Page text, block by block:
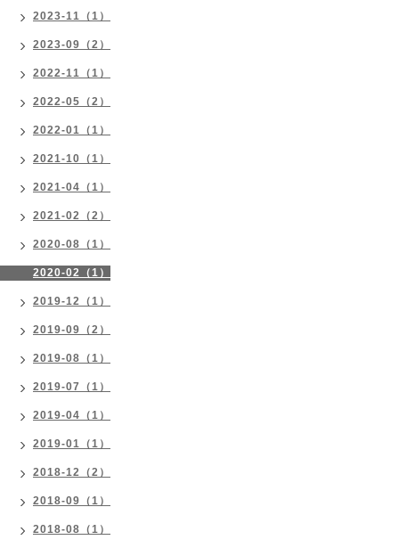
2023-11（1）
2023-09（2）
2022-11（1）
2022-05（2）
2022-01（1）
2021-10（1）
2021-04（1）
2021-02（2）
2020-08（1）
2020-02（1）
2019-12（1）
2019-09（2）
2019-08（1）
2019-07（1）
2019-04（1）
2019-01（1）
2018-12（2）
2018-09（1）
2018-08（1）